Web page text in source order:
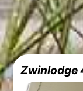
Zwinlodge